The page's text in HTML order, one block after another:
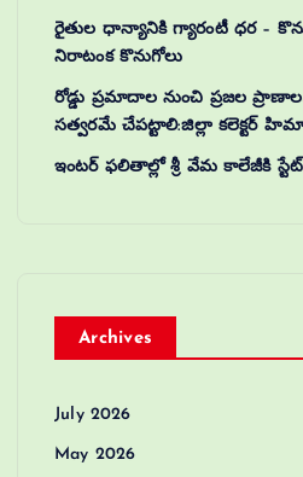
రైతుల ధాన్యానికి గ్యారంటీ ధర –
నిరాటంక కొనుగోలు
రోడ్డు ప్రమాదాల నుంచి ప్రజల
సత్వరమే చేపట్టాలి:జిల్లా కలెక్టర్‌
ఇంటర్ ఫలితాల్లో శ్రీ వేమ కాలేజీకి
Archives
July 2026
May 2026